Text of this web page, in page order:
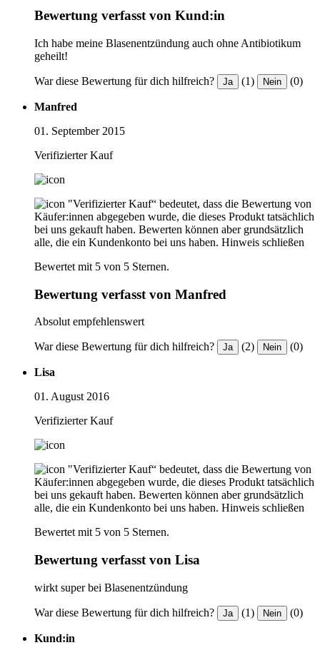
Bewertung verfasst von Kund:in
Ich habe meine Blasenentzündung auch ohne Antibiotikum
geheilt!
War diese Bewertung für dich hilfreich? Ja (1) Nein (0)
Manfred
01. September 2015
Verifizierter Kauf
"Verifizierter Kauf“ bedeutet, dass die Bewertung von
Käufer:innen abgegeben wurde, die dieses Produkt tatsächlich
bei uns gekauft haben. Bewerten können aber grundsätzlich
alle, die ein Kundenkonto bei uns haben. Hinweis schließen
Bewertet mit 5 von 5 Sternen.
Bewertung verfasst von Manfred
Absolut empfehlenswert
War diese Bewertung für dich hilfreich? Ja (2) Nein (0)
Lisa
01. August 2016
Verifizierter Kauf
"Verifizierter Kauf“ bedeutet, dass die Bewertung von
Käufer:innen abgegeben wurde, die dieses Produkt tatsächlich
bei uns gekauft haben. Bewerten können aber grundsätzlich
alle, die ein Kundenkonto bei uns haben. Hinweis schließen
Bewertet mit 5 von 5 Sternen.
Bewertung verfasst von Lisa
wirkt super bei Blasenentzündung
War diese Bewertung für dich hilfreich? Ja (1) Nein (0)
Kund:in